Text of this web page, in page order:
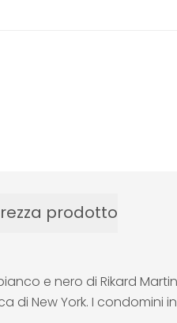
prodotto
e nero di Rikard
di New York. I condomini